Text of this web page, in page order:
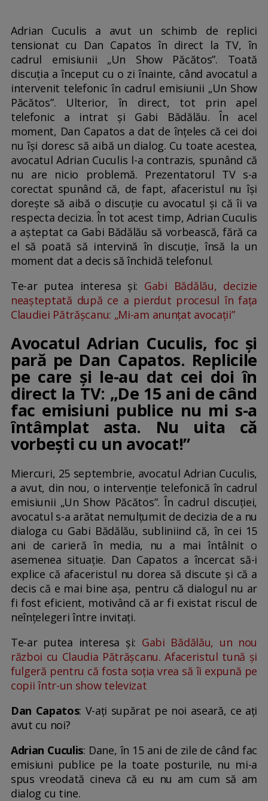
Adrian Cuculis a avut un schimb de replici
tensionat cu Dan Capatos în direct la TV, în
cadrul emisiunii „Un Show Păcătos”. Toată
discuția a început cu o zi înainte, când avocatul a
intervenit telefonic în cadrul emisiunii „Un Show
Păcătos”. Ulterior, în direct, tot prin apel
telefonic a intrat și Gabi Bădălău. În acel
moment, Dan Capatos a dat de înțeles că cei doi
nu își doresc să aibă un dialog. Cu toate acestea,
avocatul Adrian Cuculis l-a contrazis, spunând că
nu are nicio problemă. Prezentatorul TV s-a
corectat spunând că, de fapt, afaceristul nu își
dorește să aibă o discuție cu avocatul și că îi va
respecta decizia. În tot acest timp, Adrian Cuculis
a așteptat ca Gabi Bădălău să vorbească, fără ca
el să poată să intervină în discuție, însă la un
moment dat a decis să închidă telefonul.
Te-ar putea interesa și: Gabi Bădălău, decizie
neașteptată după ce a pierdut procesul în fața
Claudiei Pătrășcanu: „Mi-am anunțat avocații”
Avocatul Adrian Cuculis, foc și
pară pe Dan Capatos. Replicile
pe care și le-au dat cei doi în
direct la TV: „De 15 ani de când
fac emisiuni publice nu mi s-a
întâmplat asta. Nu uita că
vorbești cu un avocat!”
Miercuri, 25 septembrie, avocatul Adrian Cuculis,
a avut, din nou, o intervenție telefonică în cadrul
emisiunii „Un Show Păcătos”. În cadrul discuției,
avocatul s-a arătat nemulțumit de decizia de a nu
dialoga cu Gabi Bădălău, subliniind că, în cei 15
ani de carieră în media, nu a mai întâlnit o
asemenea situație. Dan Capatos a încercat să-i
explice că afaceristul nu dorea să discute și că a
decis că e mai bine așa, pentru că dialogul nu ar
fi fost eficient, motivând că ar fi existat riscul de
neînțelegeri între invitați.
Te-ar putea interesa și: Gabi Bădălău, un nou
război cu Claudia Pătrășcanu. Afaceristul tună și
fulgeră pentru că fosta soția vrea să îi expună pe
copii într-un show televizat
Dan Capatos: V-ați supărat pe noi aseară, ce ați
avut cu noi?
Adrian Cuculis: Dane, în 15 ani de zile de când fac
emisiuni publice pe la toate posturile, nu mi-a
spus vreodată cineva că eu nu am cum să am
dialog cu tine.